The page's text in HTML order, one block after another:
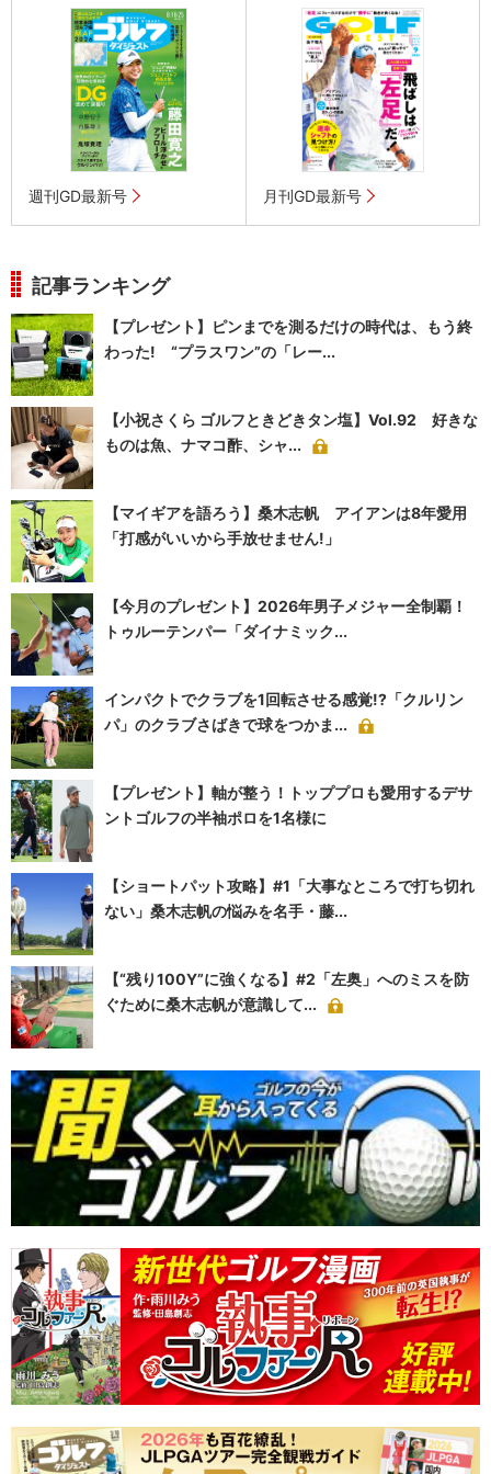
週刊GD最新号 月刊GD最新号
記事ランキング
【プレゼント】ピンまでを測るだけの時代は、もう終
わった! “プラスワン”の「レー...
【小祝さくら ゴルフときどきタン塩】Vol.92 好きな
ものは魚、ナマコ酢、シャ...
【マイギアを語ろう】桑木志帆 アイアンは8年愛用
「打感がいいから手放せません!」
【今月のプレゼント】2026年男子メジャー全制覇！
トゥルーテンパー「ダイナミック...
インパクトでクラブを1回転させる感覚!?「クルリン
パ」のクラブさばきで球をつかま...
【プレゼント】軸が整う！トッププロも愛用するデサ
ントゴルフの半袖ポロを1名様に
【ショートパット攻略】#1「大事なところで打ち切れ
ない」桑木志帆の悩みを名手・藤...
【“残り100Y”に強くなる】#2「左奥」へのミスを防
ぐために桑木志帆が意識して...